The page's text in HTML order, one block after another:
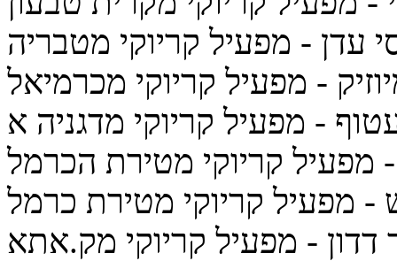
עדן - מפעיל קריוקי מטבריה
- מפעיל קריוקי מכרמיאל
מפעיל קריוקי מטירת הכרמל
- מפעיל קריוקי מטירת כרמל
דדון - מפעיל קריוקי מק.אתא